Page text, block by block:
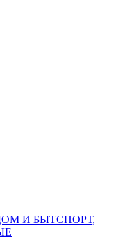
И БЫТСПОРТ,